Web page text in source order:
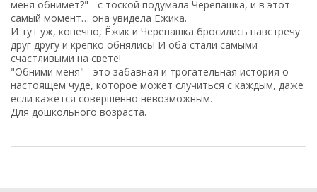
меня обнимет?" - с тоской подумала Черепашка, и в этот
самый момент… она увидела Ёжика.
И тут уж, конечно, Ёжик и Черепашка бросились навстречу
друг другу и крепко обнялись! И оба стали самыми
счастливыми на свете!
"Обними меня" - это забавная и трогательная история о
настоящем чуде, которое может случиться с каждым, даже
если кажется совершенно невозможным.
Для дошкольного возраста.